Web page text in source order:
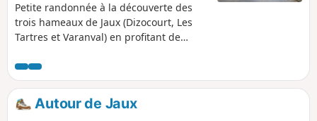
Petite randonnée à la découverte des
trois hameaux de Jaux (Dizocourt, Les
Tartres et Varanval) en profitant de
l'Oise.
Autour de Jaux